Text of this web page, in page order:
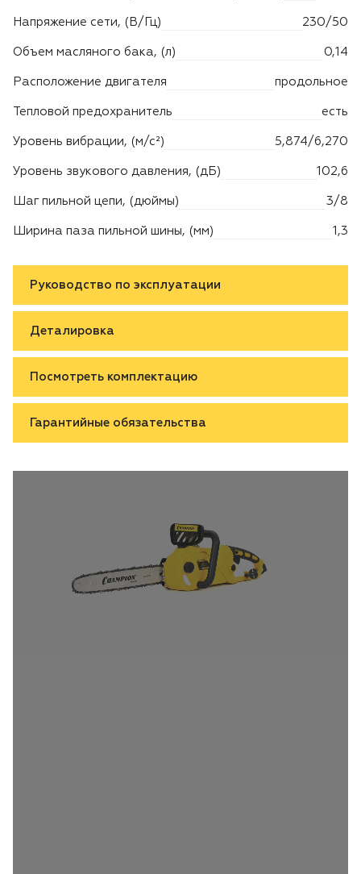
Напряжение сети, (В/Гц) 230/50
Объем масляного бака, (л) 0,14
Расположение двигателя продольное
Тепловой предохранитель есть
Уровень вибрации, (м/с²) 5,874/6,270
Уровень звукового давления, (дБ) 102,6
Шаг пильной цепи, (дюймы) 3/8
Ширина паза пильной шины, (мм) 1,3
Руководство по эксплуатации
Деталировка
Посмотреть комплектацию
Гарантийные обязательства